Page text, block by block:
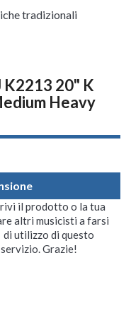
tradizionali
K2213 20" K
Heavy
il prodotto o la tua
altri musicisti a farsi
utilizzo di questo
Grazie!